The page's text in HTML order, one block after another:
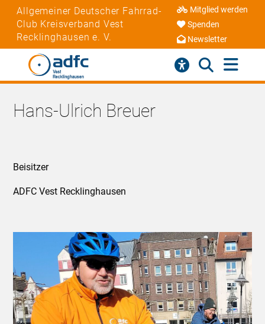
Allgemeiner Deutscher Fahrrad-
Club Kreisverband Vest
Recklinghausen e. V.
Mitglied werden
Spenden
Newsletter
Hans-Ulrich Breuer
Beisitzer
ADFC Vest Recklinghausen